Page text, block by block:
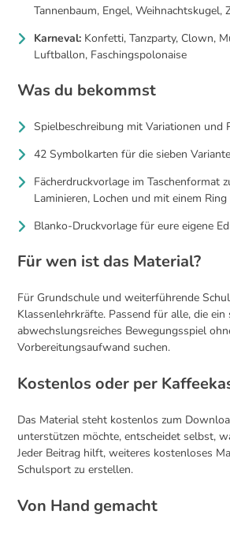
Tannenbaum, Engel, Weihnachtskugel,
Karneval: Konfetti, Tanzparty, Clown,
Luftballon, Faschingspolonaise
Was du bekommst
Spielbeschreibung mit Variationen und
42 Symbolkarten für die sieben
Fächerdruckvorlage im Taschenformat
Laminieren, Lochen und mit einem Ring
Blanko-Druckvorlage für eure eigene
Für wen ist das Material?
Für Grundschule und weiterführende
Klassenlehrkräfte. Passend für alle, die ein
abwechslungsreiches Bewegungsspiel
Vorbereitungsaufwand suchen.
Kostenlos oder per
Das Material steht kostenlos zum
unterstützen möchte, entscheidet selbst,
Jeder Beitrag hilft, weiteres kostenloses
Schulsport zu erstellen.
Von Hand gemacht